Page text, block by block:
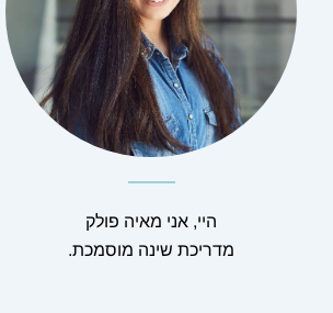
היי, אני מאיה פולק
מדריכת שינה מוסמכת.